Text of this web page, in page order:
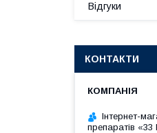
Відгуки
КОНТАКТИ
Інтернет-
препаратів «33